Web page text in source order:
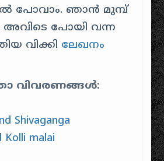
പോവാം. ഞാൻ മുമ്പ്
പോയി വന്ന
വിക്കി ലേഖനം
വിവരണങ്ങൾ:
Shivaganga
Kolli malai